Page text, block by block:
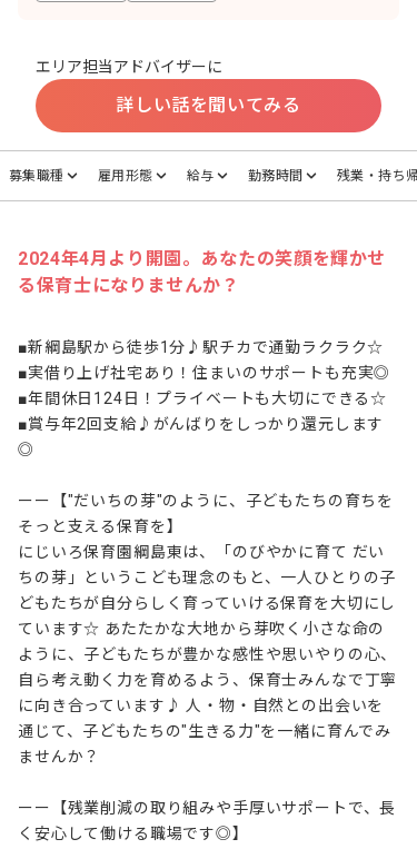
エリア担当アドバイザーに
詳しい話を聞いてみる
募集職種 雇用形態 給与 勤務時間 残業・持ち帰
2024年4月より開園。あなたの笑顔を輝かせ
る保育士になりませんか？
■新綱島駅から徒歩1分♪駅チカで通勤ラクラク☆
■実借り上げ社宅あり！住まいのサポートも充実◎
■年間休日124日！プライベートも大切にできる☆
■賞与年2回支給♪がんばりをしっかり還元します
◎
ーー【"だいちの芽"のように、子どもたちの育ちを
そっと支える保育を】
にじいろ保育園綱島東は、「のびやかに育て だい
ちの芽」というこども理念のもと、一人ひとりの子
どもたちが自分らしく育っていける保育を大切にし
ています☆ あたたかな大地から芽吹く小さな命の
ように、子どもたちが豊かな感性や思いやりの心、
自ら考え動く力を育めるよう、保育士みんなで丁寧
に向き合っています♪ 人・物・自然との出会いを
通じて、子どもたちの"生きる力"を一緒に育んでみ
ませんか？
ーー【残業削減の取り組みや手厚いサポートで、長
く安心して働ける職場です◎】